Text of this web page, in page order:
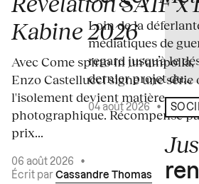
Kabine 2026
Avec Come spirto in un'ampolla,
Enzo Castellucci signe une série
l'isolement devient matière
photographique. Récompensé
prix...
06 août 2026
•
Écrit par Cassandre Thomas
Loin de la
médiatiques de
regard jusqu’à le
dernier projet du...
04 août 2026 • Écrit